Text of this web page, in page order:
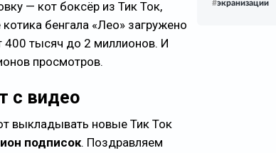
— кот боксёр из Тик Ток,
бенгала «Лео» загружено
400 тысяч до 2 миллионов. И
просмотров.
с видео
выкладывать новые Тик Ток
подписок. Поздравляем
#экранизации